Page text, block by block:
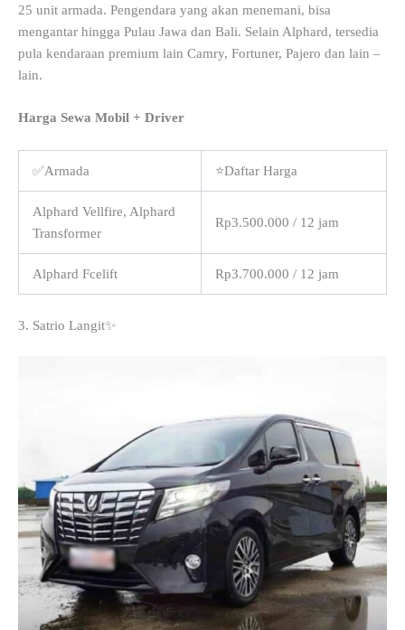
25 unit armada. Pengendara yang akan menemani, bisa
mengantar hingga Pulau Jawa dan Bali. Selain Alphard, tersedia
pula kendaraan premium lain Camry, Fortuner, Pajero dan lain –
lain.
Harga Sewa Mobil + Driver
✅Armada ⭐Daftar Harga
Alphard Vellfire, Alphard
Transformer
Rp3.500.000 / 12 jam
Alphard Fcelift Rp3.700.000 / 12 jam
3. Satrio Langit✨